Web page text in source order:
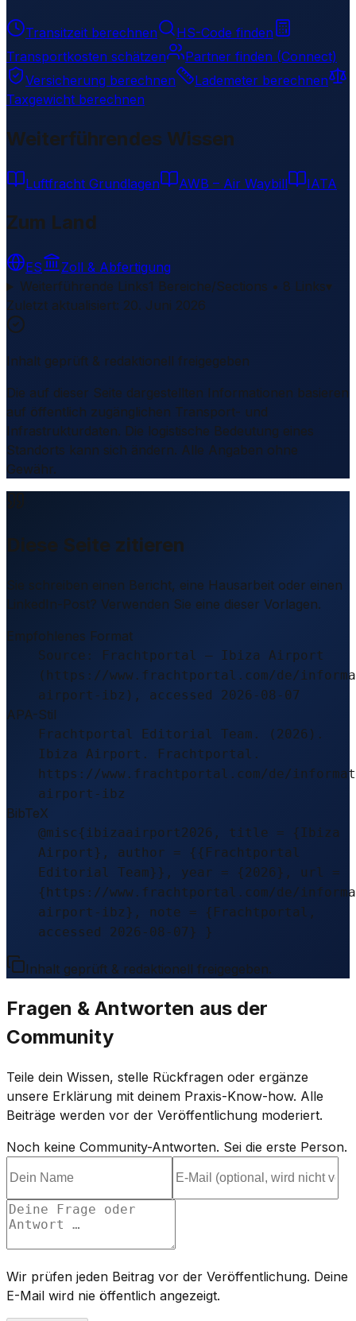
Transitzeit berechnen
HS-Code finden
Transportkosten schätzen
Partner finden (Connect)
Versicherung berechnen
Lademeter berechnen
Taxgewicht berechnen
Weiterführendes Wissen
Luftfracht Grundlagen AWB – Air Waybill IATA
Zum Land
ES
Zoll & Abfertigung
Weiterführende Links1 Bereiche/Sections • 8 Links▾
Zuletzt aktualisiert: 20. Juni 2026
Inhalt geprüft & redaktionell freigegeben
Die auf dieser Seite dargestellten Informationen basieren
auf öffentlich zugänglichen Transport- und
Infrastrukturdaten. Die logistische Bedeutung eines
Standorts kann sich ändern. Alle Angaben ohne
Gewähr.
Diese Seite zitieren
Sie schreiben einen Bericht, eine Hausarbeit oder einen
LinkedIn-Post? Verwenden Sie eine dieser Vorlagen.
Empfohlenes Format
Source: Frachtportal – Ibiza Airport
(https://www.frachtportal.com/de/
airport-ibz), accessed 2026-08-07
APA-Stil
Frachtportal Editorial Team. (2026).
Ibiza Airport. Frachtportal.
https://www.frachtportal.com/de/
airport-ibz
BibTeX
@misc{ibizaairport2026, title = {Ibiza
Airport}, author = {{Frachtportal
Editorial Team}}, year = {2026}, url =
{https://www.frachtportal.com/de/
airport-ibz}, note = {Frachtportal,
accessed 2026-08-07} }
Inhalt geprüft & redaktionell freigegeben.
Fragen & Antworten aus der
Community
Teile dein Wissen, stelle Rückfragen oder ergänze
unsere Erklärung mit deinem Praxis-Know-how. Alle
Beiträge werden vor der Veröffentlichung moderiert.
Noch keine Community-Antworten. Sei die erste Person.
Wir prüfen jeden Beitrag vor der Veröffentlichung. Deine
E-Mail wird nie öffentlich angezeigt.